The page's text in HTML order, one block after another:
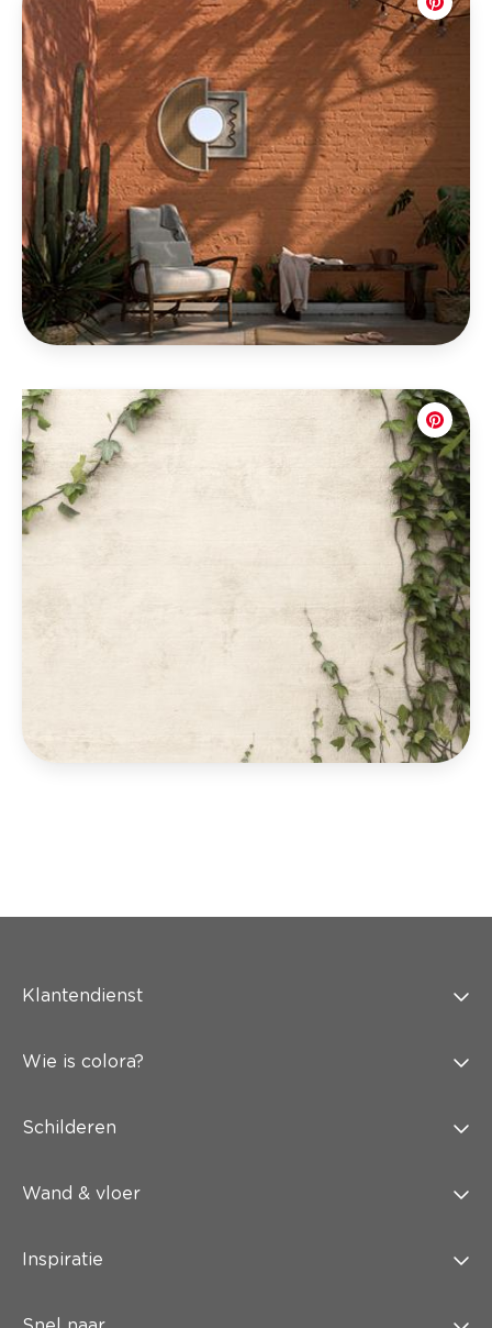
Klantendienst
Wie is colora?
Schilderen
Wand & vloer
Inspiratie